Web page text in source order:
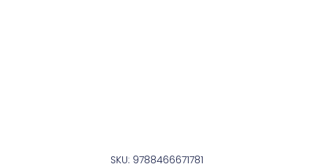
SKU: 9788466671781